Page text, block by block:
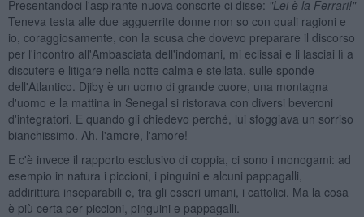
Presentandoci l'aspirante nuova consorte ci disse: "Lei è la Ferrari!"
Teneva testa alle due agguerrite donne non so con quali ragioni e
io, coraggiosamente, con la scusa che dovevo preparare il discorso
per l'incontro all'Ambasciata dell'indomani, mi eclissai e li lasciai lì a
discutere e litigare nella notte calma e stellata, sulle sponde
dell'Atlantico. Djiby è un uomo di grande cuore, una montagna
d'uomo e la mattina in Senegal si ristorava con diversi beveroni
d'integratori. E quando gli chiedevo perché, lui sfoggiava un sorriso
bianchissimo. Ah, l'amore, l'amore!
E c'è invece il rapporto esclusivo di coppia, ci sono i monogami: ad
esempio in natura i piccioni, i pinguini e alcuni pappagalli,
addirittura inseparabili e, tra gli esseri umani, i cattolici. Ma la cosa
è più certa per piccioni, pinguini e pappagalli.